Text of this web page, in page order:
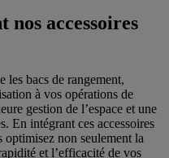
nos accessoires
les bacs de rangement,
à vos opérations de
gestion de l’espace et une
En intégrant ces accessoires
optimisez non seulement la
et l’efficacité de vos